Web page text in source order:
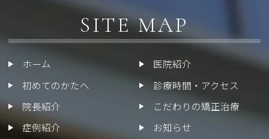
SITE MAP
ホーム
医院紹介
初めてのかたへ
診療時間・アクセス
院長紹介
こだわりの矯正治療
症例紹介
お知らせ